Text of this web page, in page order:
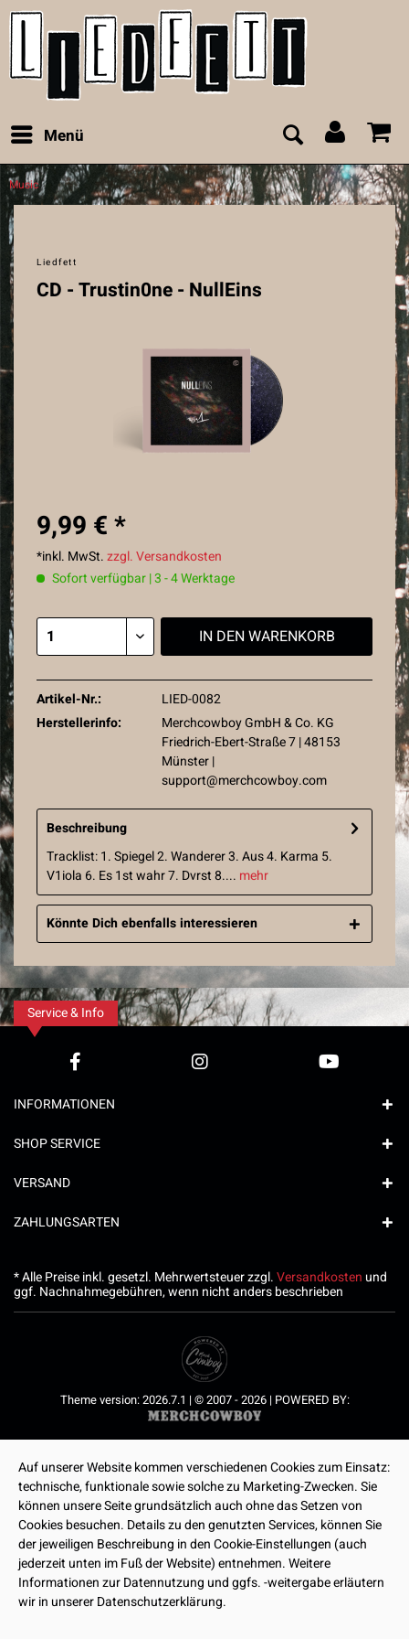
Menü
Music
Liedfett
CD - Trustin0ne - NullEins
9,99 € *
*inkl. MwSt.zzgl. Versandkosten
Sofort verfügbar | 3 - 4 Werktage
IN DEN WARENKORB
Artikel-Nr.:
LIED-0082
Herstellerinfo:
Merchcowboy GmbH & Co. KG
Friedrich-Ebert-Straße 7 | 48153
Münster |
support@merchcowboy.com
Beschreibung
Tracklist: 1. Spiegel 2. Wanderer 3. Aus 4. Karma 5.
V1iola 6. Es 1st wahr 7. Dvrst 8.... mehr
Könnte Dich ebenfalls interessieren
Service & Info
INFORMATIONEN
SHOP SERVICE
VERSAND
ZAHLUNGSARTEN
* Alle Preise inkl. gesetzl. Mehrwertsteuer zzgl.Versandkosten und
ggf. Nachnahmegebühren, wenn nicht anders beschrieben
Theme version: 2026.7.1 | © 2007 - 2026 | POWERED BY:
Auf unserer Website kommen verschiedenen Cookies zum Einsatz:
technische, funktionale sowie solche zu Marketing-Zwecken. Sie
können unsere Seite grundsätzlich auch ohne das Setzen von
Cookies besuchen. Details zu den genutzten Services, können Sie
der jeweiligen Beschreibung in den Cookie-Einstellungen (auch
jederzeit unten im Fuß der Website) entnehmen. Weitere
Informationen zur Datennutzung und ggfs. -weitergabe erläutern
wir in unserer Datenschutzerklärung.